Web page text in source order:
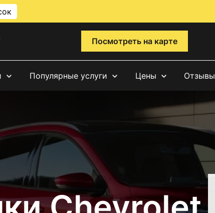
Посмотреть на карте
Популярные услуги Цены Отзывы